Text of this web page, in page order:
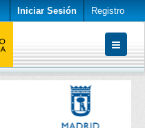
Iniciar Sesión Registro